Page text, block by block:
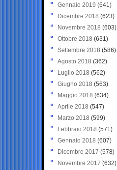
Gennaio 2019 (641)
Dicembre 2018 (623)
Novembre 2018 (603)
Ottobre 2018 (631)
Settembre 2018 (586)
Agosto 2018 (362)
Luglio 2018 (562)
Giugno 2018 (563)
Maggio 2018 (634)
Aprile 2018 (547)
Marzo 2018 (599)
Febbraio 2018 (571)
Gennaio 2018 (607)
Dicembre 2017 (578)
Novembre 2017 (632)